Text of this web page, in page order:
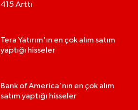
415 Arttı
Tera Yatırım'ın en çok alım satım
yaptığı hisseler
Bank of America'nın en çok alım
satım yaptığı hisseler